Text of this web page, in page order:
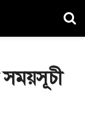
সময়সূচী